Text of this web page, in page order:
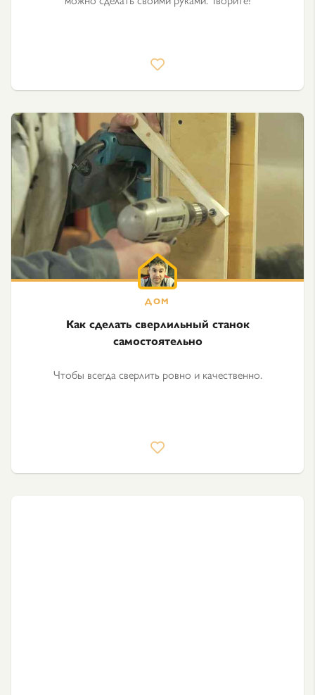
Как сделать сверлильный станок
самостоятельно
Чтобы всегда сверлить ровно и качественно.